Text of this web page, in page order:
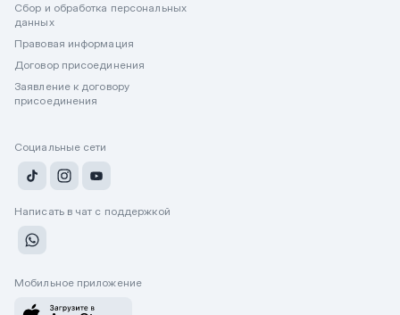
Сбор и обработка персональных
данных
Правовая информация
Договор присоединения
Заявление к договору
присоединения
Социальные сети
Написать в чат с поддержкой
Мобильное приложение